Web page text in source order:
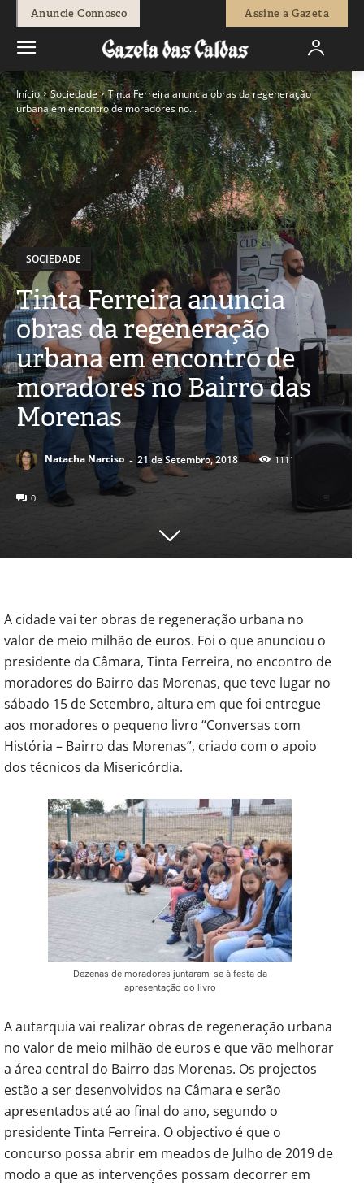
Anuncie Connosco Assine a Gazeta
Início Sociedade
Tinta Ferreira anuncia obras da regeneração
urbana em encontro de moradores no...
SOCIEDADE
Tinta Ferreira anuncia
obras da regeneração
urbana em encontro de
moradores no Bairro das
Morenas
Natacha Narciso - 21 de Setembro, 2018 1111
0
A cidade vai ter obras de regeneração urbana no
valor de meio milhão de euros. Foi o que anunciou o
presidente da Câmara, Tinta Ferreira, no encontro de
moradores do Bairro das Morenas, que teve lugar no
sábado 15 de Setembro, altura em que foi entregue
aos moradores o pequeno livro “Conversas com
História – Bairro das Morenas”, criado com o apoio
dos técnicos da Misericórdia.
Dezenas de moradores juntaram-se à festa da
apresentação do livro
A autarquia vai realizar obras de regeneração urbana
no valor de meio milhão de euros e que vão melhorar
a área central do Bairro das Morenas. Os projectos
estão a ser desenvolvidos na Câmara e serão
apresentados até ao final do ano, segundo o
presidente Tinta Ferreira. O objectivo é que o
concurso possa abrir em meados de Julho de 2019 de
modo a que as intervenções possam decorrer em